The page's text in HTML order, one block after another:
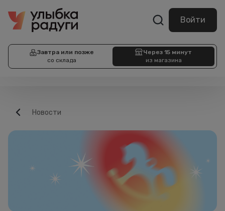
Войти
Завтра или позже
со склада
Через 15 минут
из магазина
Новости